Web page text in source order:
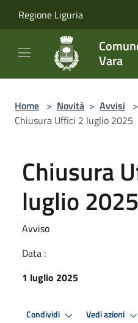
Regione Liguria
Vara
Home > Novità > Avvisi >
Chiusura Uffici 2 luglio 2025
Chiusura
luglio 2025
Avviso
Data :
1 luglio 2025
Condividi Vedi azioni